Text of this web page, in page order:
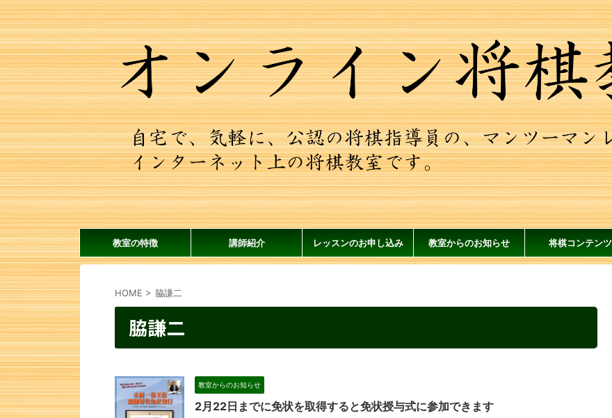
教室の特徴 講師紹介 レッスンのお申し込み 教室からのお知らせ 将棋コンテンツ
HOME > 脇謙二
脇謙二
教室からのお知らせ
2月22日までに免状を取得すると免状授与式に参加できます